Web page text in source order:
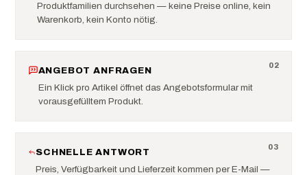
Produktfamilien durchsehen — keine Preise online, kein
Warenkorb, kein Konto nötig.
02
ANGEBOT ANFRAGEN
Ein Klick pro Artikel öffnet das Angebotsformular mit
vorausgefülltem Produkt.
03
SCHNELLE ANTWORT
Preis, Verfügbarkeit und Lieferzeit kommen per E-Mail —